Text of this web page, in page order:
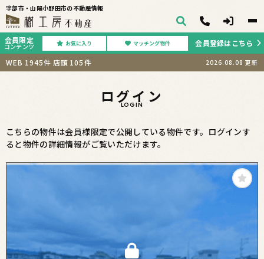
宇部市・山陽小野田市の不動産情報
会員限定
コンテンツ お気に入り マッチング物件
会員登録はこちら
WEB 1945件 店頭 105件 2026.08.08 更新
ログイン
LOGIN
こちらの物件は会員様限定で公開している物件です。ログインす
ると物件の詳細情報がご覧いただけます。